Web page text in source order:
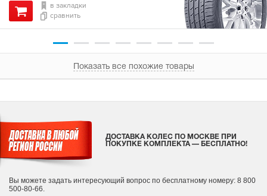
в закладки
сравнить
Показать все похожие товары
ДОСТАВКА КОЛЕС ПО МОСКВЕ ПРИ
ПОКУПКЕ КОМПЛЕКТА — БЕСПЛАТНО!
Вы можете задать интересующий вопрос по бесплатному номеру: 8 800
500-80-66.